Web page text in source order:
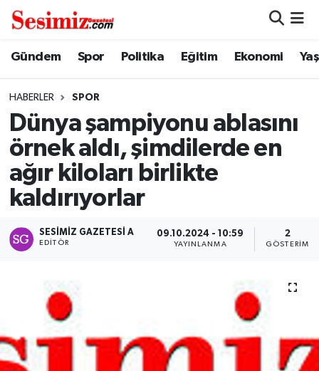
Gündem Spor Politika Eğitim Ekonomi
HABERLER SPOR
Dünya şampiyonu ablasını
örnek aldı, şimdilerde en
ağır kiloları birlikte
kaldırıyorlar
SESIMIZ GAZETESI A
EDITÖR
09.10.2024 - 10:59
YAYINLANMA
2
GÖSTERIM
Dünya
Ekonomi
Genel
Gündem
Magazin
Sağlık
Spor
Nöbetçi Eczaneler
Namaz Vakitleri
Trafik Durumu
Süper Lig Puan Durumu ve Fikstür
Tüm Manşetler
Haber Arşivi